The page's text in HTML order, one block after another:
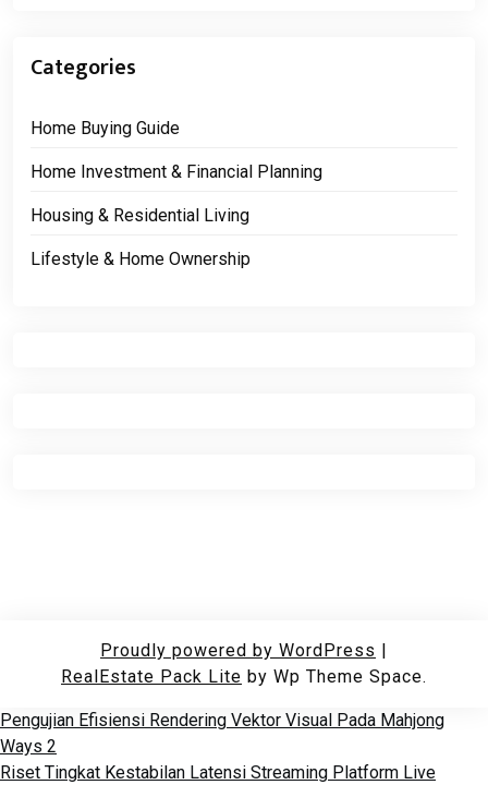
Categories
Home Buying Guide
Home Investment & Financial Planning
Housing & Residential Living
Lifestyle & Home Ownership
Proudly powered by WordPress
RealEstate Pack Lite by Wp Theme Space.
Pengujian Efisiensi Rendering Vektor Visual Pada Mahjong
Ways 2
Riset Tingkat Kestabilan Latensi Streaming Platform Live